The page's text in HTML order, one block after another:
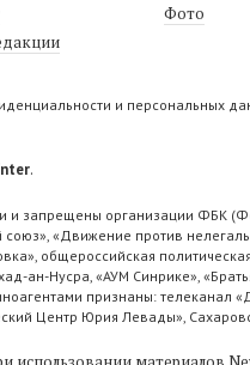
Фото
и персональных
.
и запрещены организации ФБК
«Движение против
общероссийская
ан-Нусра, «АУМ Синрике»,
признаны: телеканал
Центр Юрия Левады»,